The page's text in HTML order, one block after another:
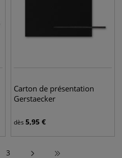
Carton de présentation
Gerstaecker
dès 5,95 €
3